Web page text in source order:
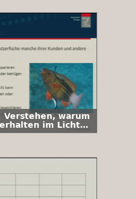
Verstehen, warum
im Licht